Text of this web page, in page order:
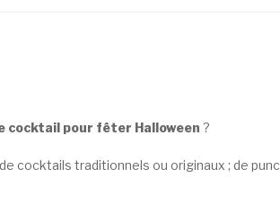
cocktail pour fêter Halloween ?
cocktails traditionnels ou originaux ; de